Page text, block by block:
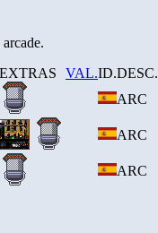
EXTRAS VAL.ID.DESC.
ARC
ARC
ARC